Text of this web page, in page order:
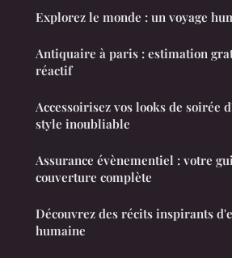
Explorez le monde : un voyage
Antiquaire à paris : estimation
réactif
Accessoirisez vos looks de soirée
style inoubliable
Assurance évènementiel : votre
couverture complète
Découvrez des récits inspirants
humaine